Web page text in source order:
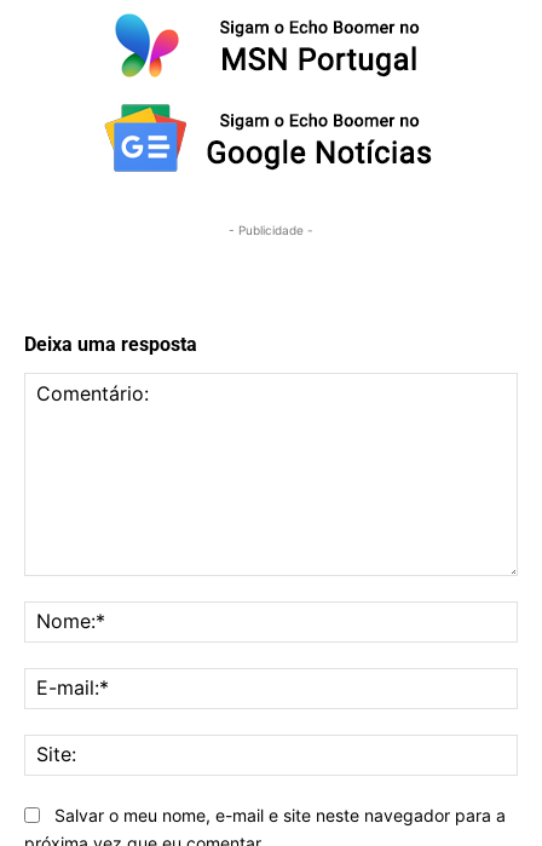
- Publicidade -
Deixa uma resposta
Salvar o meu nome, e-mail e site neste navegador para a